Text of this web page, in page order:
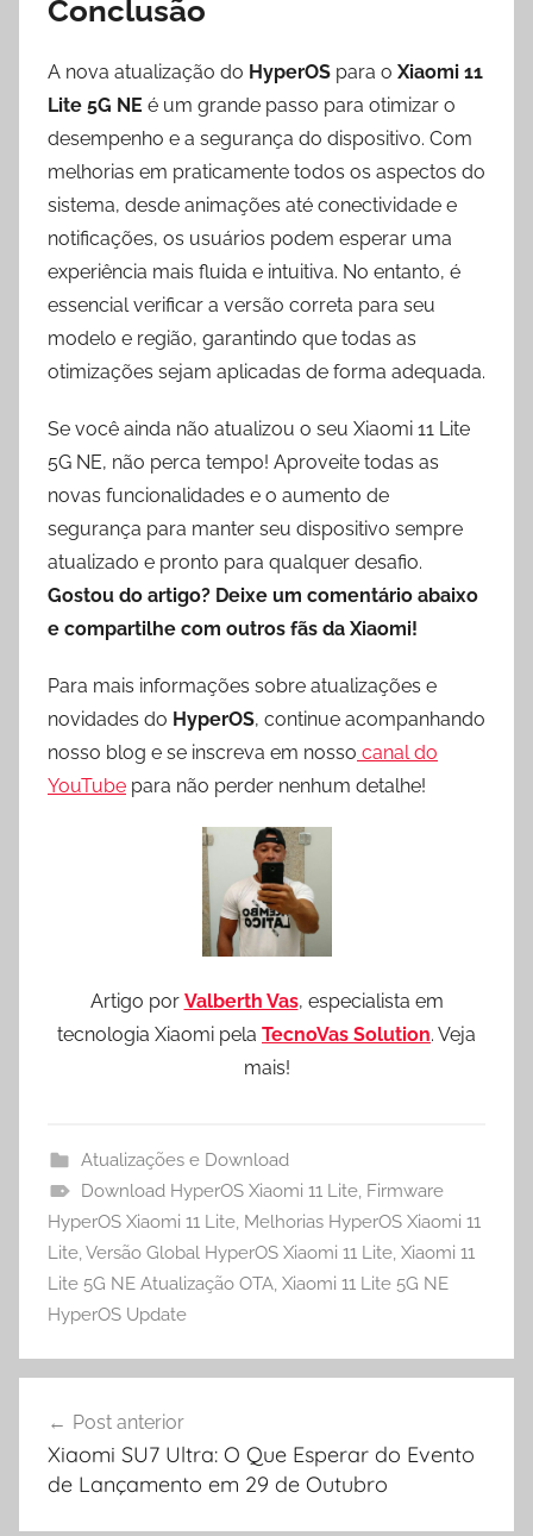
Conclusão
A nova atualização do HyperOS para o Xiaomi 11
Lite 5G NE é um grande passo para otimizar o
desempenho e a segurança do dispositivo. Com
melhorias em praticamente todos os aspectos do
sistema, desde animações até conectividade e
notificações, os usuários podem esperar uma
experiência mais fluida e intuitiva. No entanto, é
essencial verificar a versão correta para seu
modelo e região, garantindo que todas as
otimizações sejam aplicadas de forma adequada.
Se você ainda não atualizou o seu Xiaomi 11 Lite
5G NE, não perca tempo! Aproveite todas as
novas funcionalidades e o aumento de
segurança para manter seu dispositivo sempre
atualizado e pronto para qualquer desafio.
Gostou do artigo? Deixe um comentário abaixo
e compartilhe com outros fãs da Xiaomi!
Para mais informações sobre atualizações e
novidades do HyperOS, continue acompanhando
nosso blog e se inscreva em nosso canal do
YouTube para não perder nenhum detalhe!
Artigo por Valberth Vas, especialista em
tecnologia Xiaomi pela TecnoVas Solution. Veja
mais!
Atualizações e Download
Download HyperOS Xiaomi 11 Lite, Firmware
HyperOS Xiaomi 11 Lite Melhorias HyperOS Xiaomi 11
Lite Versão Global HyperOS Xiaomi 11 Lite Xiaomi 11
Lite 5G NE Atualização OTA Xiaomi 11 Lite 5G NE
HyperOS Update
de
Post
Post anterior
Xiaomi SU7 Ultra: O Que Esperar do Evento
de Lançamento em 29 de Outubro